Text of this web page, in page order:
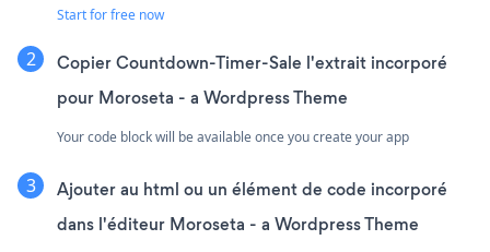
Start for free now
Copier Countdown-Timer-Sale l'extrait incorporé
pour Moroseta - a Wordpress Theme
Your code block will be available once you create your app
Ajouter au html ou un élément de code incorporé
dans l'éditeur Moroseta - a Wordpress Theme